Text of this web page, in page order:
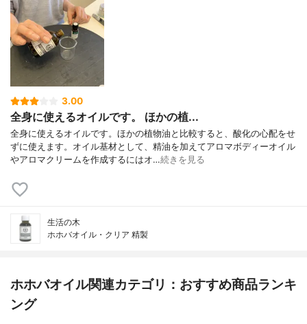
3.00
全身に使えるオイルです。 ほかの植...
全身に使えるオイルです。ほかの植物油と比較すると、酸化の心配をせ
ずに使えます。オイル基材として、精油を加えてアロマボディーオイル
やアロマクリームを作成するにはオ…続きを見る
生活の木
ホホバオイル・クリア 精製
ホホバオイル関連カテゴリ：おすすめ商品ランキ
ング